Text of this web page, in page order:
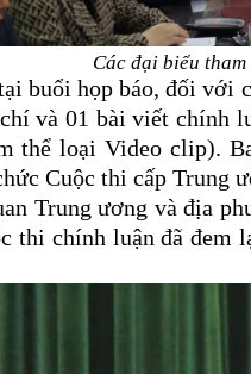
Các đại biểu
buổi họp báo, đối với
và 01 bài viết chính
thể loại Video clip).
Cuộc thi cấp Trung
Trung ương và địa
thi chính luận đã